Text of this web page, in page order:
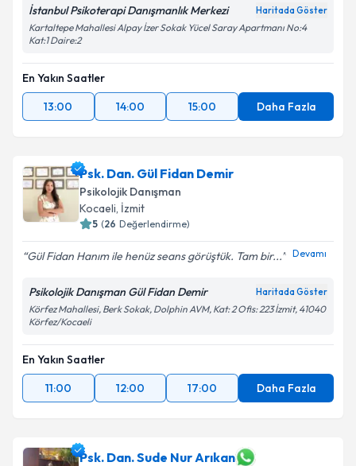
İstanbul Psikoterapi Danışmanlık Merkezi Haritada Göster
Kartaltepe Mahallesi Alpay İzer Sokak Yücel Saray Apartmanı No:4
Kat:1 Daire:2
En Yakın Saatler
13:00
14:00 15:00 Daha Fazla
Psk. Dan. Gül Fidan Demir
Psikolojik Danışman
Kocaeli, İzmit
5 (26 Değerlendirme)
Gül Fidan Hanım ile henüz seans görüştük. Tam bir... Devamı
Psikolojik Danışman Gül Fidan Demir Haritada Göster
Körfez Mahallesi, Berk Sokak, Dolphin AVM, Kat: 2 Ofis: 223 İzmit, 41040
Körfez/Kocaeli
En Yakın Saatler
11:00
12:00 17:00 Daha Fazla
Psk. Dan. Sude Nur Arıkan